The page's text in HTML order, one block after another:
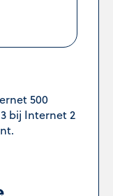
500
bij Internet 2